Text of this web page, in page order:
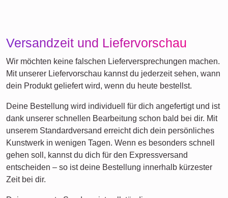
Versandzeit und Liefervorschau
Wir möchten keine falschen Lieferversprechungen machen.
Mit unserer Liefervorschau kannst du jederzeit sehen, wann
dein Produkt geliefert wird, wenn du heute bestellst.
Deine Bestellung wird individuell für dich angefertigt und ist
dank unserer schnellen Bearbeitung schon bald bei dir. Mit
unserem Standardversand erreicht dich dein persönliches
Kunstwerk in wenigen Tagen. Wenn es besonders schnell
gehen soll, kannst du dich für den Expressversand
entscheiden – so ist deine Bestellung innerhalb kürzester
Zeit bei dir.